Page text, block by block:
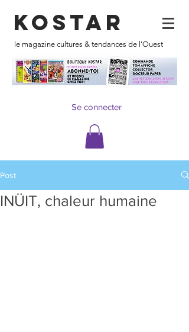
KOSTAR
le magazine cultures & tendances de l'Ouest
Se connecter
Post
INÜIT, chaleur humaine